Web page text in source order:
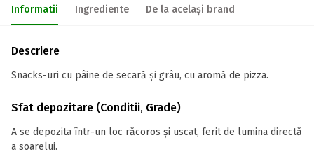
Informatii Ingrediente De la același brand
Descriere
Snacks-uri cu pâine de secară și grâu, cu aromă de pizza.
Sfat depozitare (Conditii, Grade)
A se depozita într-un loc răcoros și uscat, ferit de lumina directă
a soarelui.